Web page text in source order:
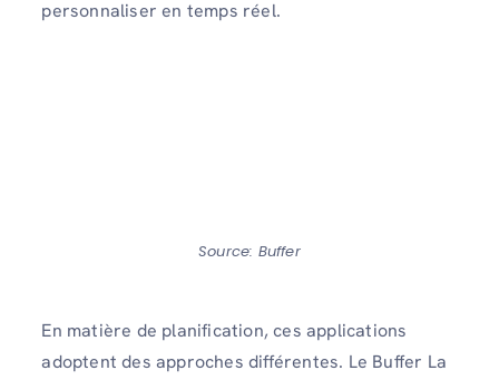
personnaliser en temps réel.
Source: Buffer
En matière de planification, ces applications
adoptent des approches différentes. Le Buffer La